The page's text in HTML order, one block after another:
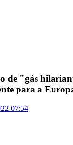
de "gás
para a
07:54